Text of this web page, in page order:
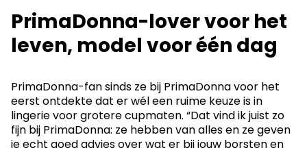
PrimaDonna-lover voor het
leven, model voor één dag
PrimaDonna-fan sinds ze bij PrimaDonna voor het
eerst ontdekte dat er wél een ruime keuze is in
lingerie voor grotere cupmaten. “Dat vind ik juist zo
fijn bij PrimaDonna: ze hebben van alles en ze geven
je echt goed advies over wat er bij jouw borsten en